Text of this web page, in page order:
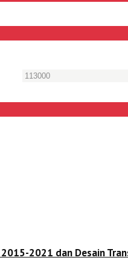
2015-2021 dan Desain